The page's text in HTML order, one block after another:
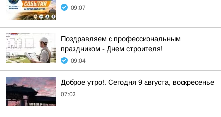
09:07
Поздравляем с профессиональным
праздником - Днем строителя!
09:04
Доброе утро!. Сегодня 9 августа, воскресенье
07:03